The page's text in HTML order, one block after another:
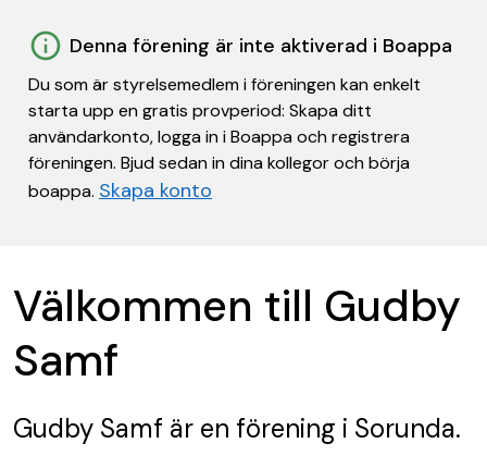
Denna förening är inte aktiverad i Boappa
Du som är styrelsemedlem i föreningen kan enkelt
starta upp en gratis provperiod: Skapa ditt
användarkonto, logga in i Boappa och registrera
föreningen. Bjud sedan in dina kollegor och börja
boappa. Skapa konto
Välkommen till Gudby
Samf
Gudby Samf är en förening i Sorunda.